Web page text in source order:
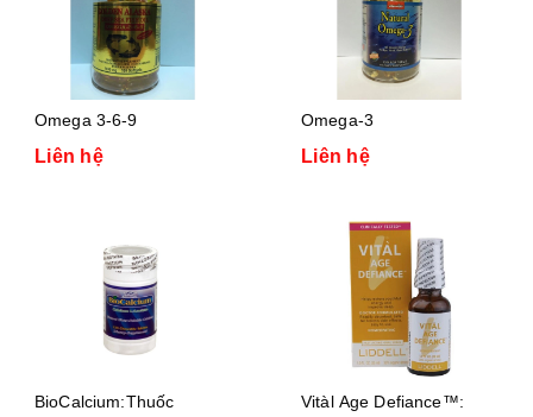
Omega 3-6-9
Liên hệ
Omega-3
Liên hệ
BioCalcium:Thuốc
Vitàl Age Defiance™: